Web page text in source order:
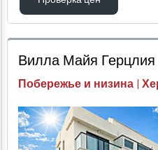
Проверка цен
Вилла Майя Герцлия
Побережье и низина |